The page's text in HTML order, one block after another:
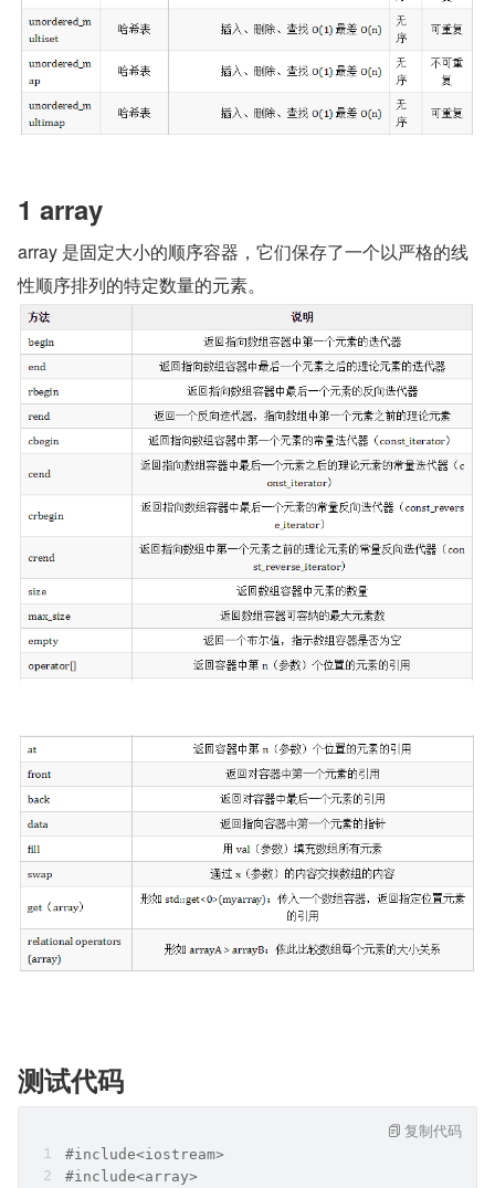
1 array
array 是固定大小的顺序容器，它们保存了一个以严格的线
性顺序排列的特定数量的元素。
测试代码
#include<iostream>
#include<array>
复制代码